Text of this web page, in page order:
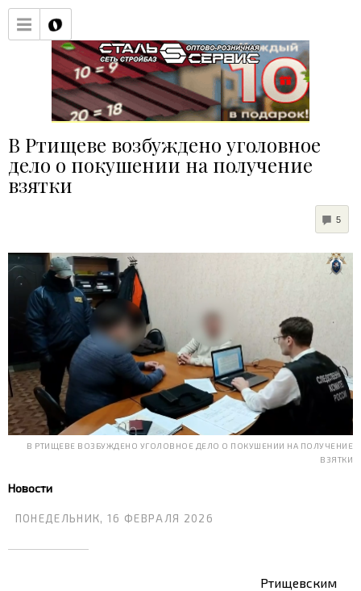
В Ртищеве возбуждено уголовное
дело о покушении на получение
взятки
5
В РТИЩЕВЕ ВОЗБУЖДЕНО УГОЛОВНОЕ ДЕЛО О ПОКУШЕНИИ НА ПОЛУЧЕНИЕ
ВЗЯТКИ
Новости
ПОНЕДЕЛЬНИК, 16 ФЕВРАЛЯ 2026
Ртищевским